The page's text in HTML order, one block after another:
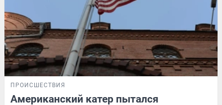
ПРОИСШЕСТВИЯ
Американский катер пытался